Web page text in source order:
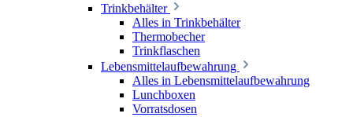
Trinkbehälter
Alles in Trinkbehälter
Thermobecher
Trinkflaschen
Lebensmittelaufbewahrung
Alles in Lebensmittelaufbewahrung
Lunchboxen
Vorratsdosen